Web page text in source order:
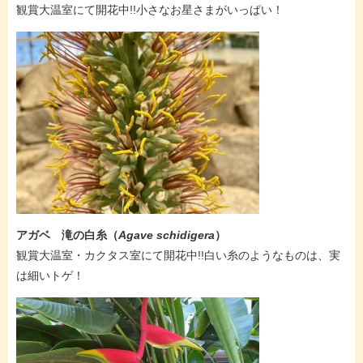
観賞大温室にて開花中!!​小さなお星さまがいっぱい！
アガベ 滝の白糸（Agave schidigera）
観賞大温室・カクタス室にて開花中!!白い糸のようなものは、実
は細いトゲ！